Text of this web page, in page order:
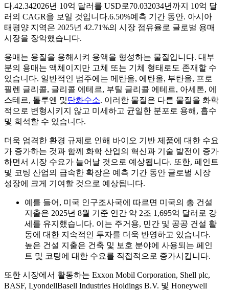
다.42.342026년 10억 달러를 USD로70.032034년까지 10억 달
러의 CAGR을 보일 것입니다.6.50%예측 기간 동안. 아시아
태평양 지역은 2025년 42.71%의 시장 점유율로 글로벌 용매
시장을 장악했습니다.
용매는 용질을 용해시켜 용액을 형성하는 물질입니다. 대부
분의 용매는 액체이지만 고체 또는 기체 형태로도 존재할 수
있습니다. 일반적인 범주에는 메탄올, 에탄올, 부탄올, 프로
필렌 글리콜, 글리콜 에테르, 부틸 글리콜 에테르, 아세톤, 에
스테르, 톨루엔 및탄화수소. 이러한 물질은 다른 물질을 화학
적으로 변형시키지 않고 미세하고 균일한 분포로 용해, 흡수
및 희석할 수 있습니다.
더욱 엄격한 환경 규제로 인해 바이오 기반 제품에 대한 수요
가 증가하는 것과 함께 화학 산업의 혁신과 기술 발전이 증가
하면서 시장 수요가 늘어날 것으로 예상됩니다. 또한, 페인트
및 코팅 산업의 급속한 확장은 예측 기간 동안 글로벌 시장
성장에 크게 기여할 것으로 예상됩니다.
예를 들어, 미국 인구조사국에 따르면 미국의 총 건설
지출은 2025년 8월 기준 연간 약 2조 1,695억 달러로 강
세를 유지했습니다. 이는 주거용, 민간 및 공공 건설 활
동에 대한 지속적인 투자를 더욱 반영하고 있습니다.
높은 건설 지출은 건축 및 보호 분야에 사용되는 페인
트 및 코팅에 대한 수요를 직접적으로 증가시킵니다.
또한 시장에서 활동하는 Exxon Mobil Corporation, Shell plc,
BASF, LyondellBasell Industries Holdings B.V. 및 Honeywell